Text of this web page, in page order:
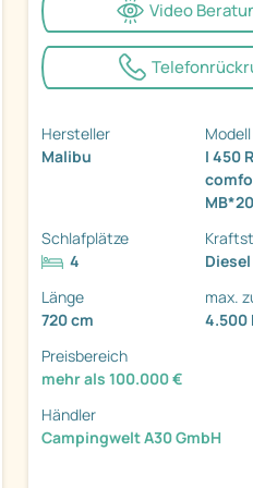
Video
Hersteller
Malibu
Modell
I 450
Schlafplätze
4
Diesel
Länge
720 cm
max.
4.500
Preisbereich
mehr als 100.000 €
Händler
Campingwelt A30 GmbH